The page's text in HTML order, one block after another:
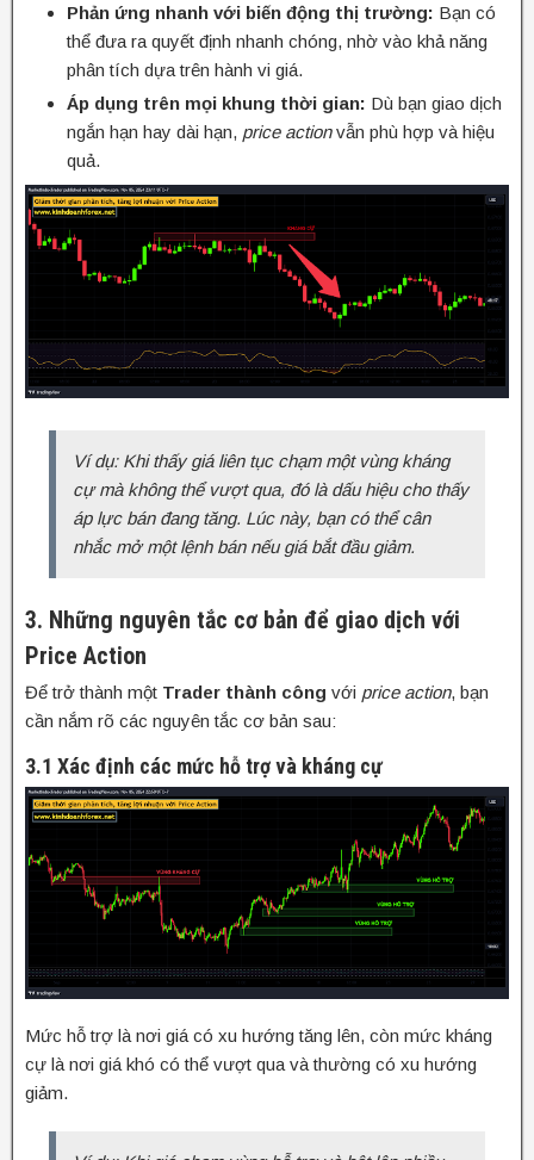
Phản ứng nhanh với biến động thị trường: Bạn có
thể đưa ra quyết định nhanh chóng, nhờ vào khả năng
phân tích dựa trên hành vi giá.
Áp dụng trên mọi khung thời gian: Dù bạn giao dịch
ngắn hạn hay dài hạn, price actionvẫn phù hợp và hiệu
quả.
Ví dụ: Khi thấy giá liên tục chạm một vùng kháng
cự mà không thể vượt qua, đó là dấu hiệu cho thấy
áp lực bán đang tăng. Lúc này, bạn có thể cân
nhắc mở một lệnh bán nếu giá bắt đầu giảm.
3. Những nguyên tắc cơ bản để giao dịch với
Price Action
Để trở thành một Trader thành công với price action, bạn
cần nắm rõ các nguyên tắc cơ bản sau:
3.1 Xác định các mức hỗ trợ và kháng cự
Mức hỗ trợ là nơi giá có xu hướng tăng lên, còn mức kháng
cự là nơi giá khó có thể vượt qua và thường có xu hướng
giảm.